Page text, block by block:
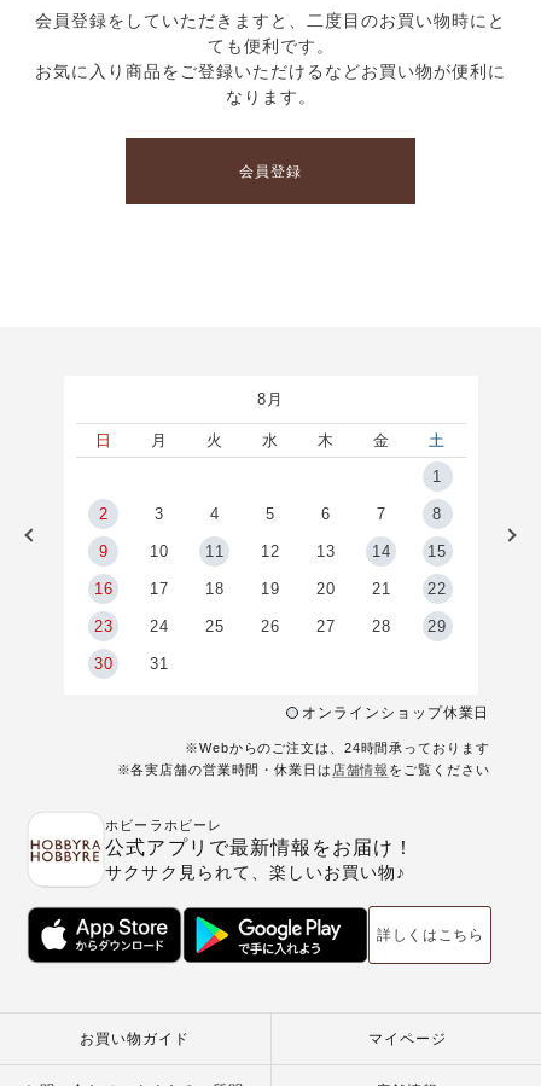
会員登録をしていただきますと、二度目のお買い物時にと
ても便利です。
お気に入り商品をご登録いただけるなどお買い物が便利に
なります。
会員登録
8月
日 月 火 水 木 金
土
1
2 3 4 5 6 7 8
9 10 11 12 13 14 15
16 17 18 19 20 21 22
23 24 25 26 27 28 29
30 31
オンラインショップ休業日
※Webからのご注文は、24時間承っております
※各実店舗の営業時間・休業日は 店舗情報 をご覧ください
ホビーラホビーレ
公式アプリで最新情報をお届け！
サクサク見られて、楽しいお買い物♪
詳しくはこちら
お買い物ガイド マイページ